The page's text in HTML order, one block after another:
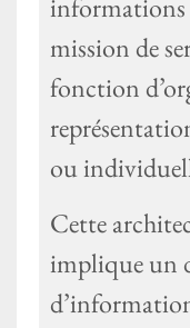
informations
mission de
fonction
ou
Cette
implique un